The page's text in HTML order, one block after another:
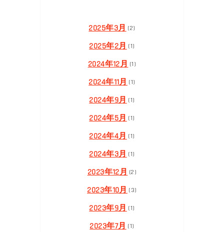
2025年3月 (2)
2025年2月 (1)
2024年12月 (1)
2024年11月 (1)
2024年9月 (1)
2024年5月 (1)
2024年4月 (1)
2024年3月 (1)
2023年12月 (2)
2023年10月 (3)
2023年9月 (1)
2023年7月 (1)